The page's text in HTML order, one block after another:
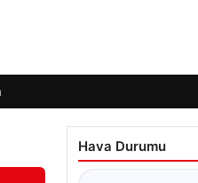
Hava Durumu